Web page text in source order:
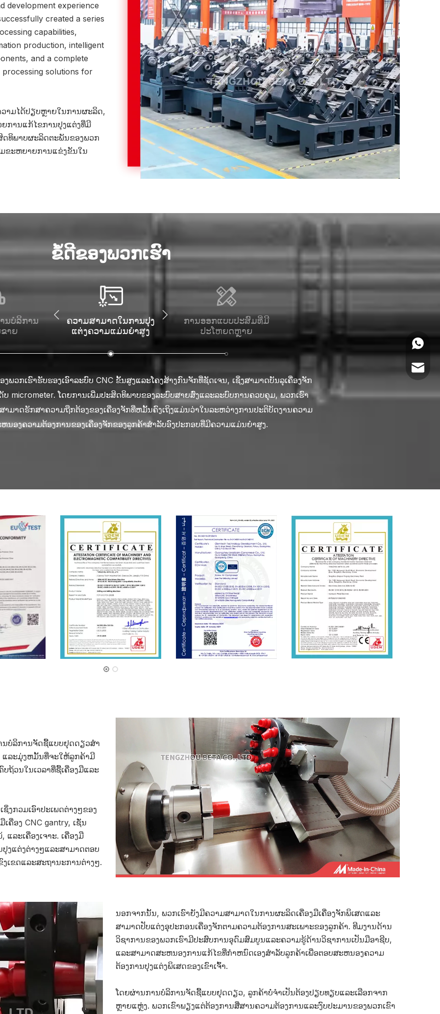
development experience
created a series
capabilities,
production, intelligent
and a complete
processing solutions for
າມໄດ້ປຽບຫຼາຍໃນການຜະລິດ,
ການແກ້ໄຂການປຸງແຕ່ງທີ່ມີ
ດທິພາບຜະລິດຕະພັນຂອງພວກ
ມຂະຫຍາຍການແຂ່ງຂັນໃນ
ຂໍ້ດີຂອງພວກເຮົາ
ນບໍລິການ
າຍ
ຄວາມສາມາດໃນການປຸງ
ແຕ່ງຄວາມແມ່ນຍໍາສູງ
ການອອກແບບປະສົມທີ່ມີ
ປະໂຫຍດຫຼາຍ
ມີປະສິດທິພາບ
ງພວກເຮົາຮັບຮອງເອົາລະບົບ CNC ຂັ້ນສູງແລະໂຄງສ້າງກົນຈັກທີ່ຊັດເຈນ, ເຊິ່ງສາມາດບັນລຸເຄື່ອງຈັກ
micrometer. ໂດຍການເພີ່ມປະສິດທິພາບຂອງລະບົບສາຍສົ່ງແລະລະບົບການຄວບຄຸມ, ພວກເຮົາ
າມາດຮັກສາຄວາມຖືກຕ້ອງຂອງເຄື່ອງຈັກທີ່ຫມັ້ນຄົງເຖິງແມ່ນວ່າໃນລະຫວ່າງການປະຕິບັດງານຄວາມ
ນອງຄວາມຕ້ອງການຂອງເຄື່ອງຈັກຂອງລູກຄ້າສໍາລັບອົງປະກອບທີ່ມີຄວາມແມ່ນຍໍາສູງ.
ກຂອງພວກເຮົາມີການອອກແບບປະສົມປະສານຫຼາຍຫນ້າທີ່, ປະສົມປະສານຫຼາຍຂະບວນການເຊັ່ນ:
ການປາດຢາງ, ເຮັດໃຫ້ພວກເຂົາມີຄວາມຫລາກຫລາຍແລະປະຫຍັດລູກຄ້າຢ່າງຫຼວງຫຼາຍຄ່າໃຊ້ຈ່າຍ
ອງຈັກດຽວທີ່ມີຫນ້າທີ່ຫຼາຍ. ການອອກແບບນີ້ຍັງປັບປຸງປະສິດທິພາບການປຸງແຕ່ງແລະຫຼຸດຜ່ອນເວລາ
ການໂອນຂອງ workpieces ລະຫວ່າງເຄື່ອງມືເຄື່ອງຈັກທີ່ແຕກຕ່າງກັນ.
ງພວກເຮົາແມ່ນມີຄວາມພ້ອມດ້ວຍລະບົບອັດຕະໂນມັດທີ່ມີປະສິດທິພາບ, ເຊິ່ງສາມາດບັນລຸຫນ້າທີ່ເຊັ່ນ:
ດຕະໂນມັດ, ການປ່ຽນເຄື່ອງມືອັດຕະໂນມັດແລະການປັບຕົວກໍານົດການປຸງແຕ່ງອັດຕະໂນມັດ. ນີ້ບໍ່ພຽງ
ແຮງງານຂອງຜູ້ປະກອບການ, ແຕ່ຍັງປັບປຸງປະສິດທິພາບການຜະລິດ, ຊ່ວຍໃຫ້ລູກຄ້າສາມາດສໍາເລັດ
ຄໍາສັ່ງໄວແລະເພີ່ມຄວາມສາມາດໃນການແຂ່ງຂັນຂອງຕະຫຼາດ.
າຮັບຮອງເອົາລະບົບການຄວບຄຸມອັດສະລິຍະຂັ້ນສູງ, ເຊິ່ງມີຫນ້າທີ່ເຊັ່ນ: ການວິນິດໄສຄວາມຜິດຂອງ
ທີ່ແທ້ຈິງຂອງຂະບວນການເຄື່ອງຈັກ, ແລະການບໍາລຸງຮັກສາທາງໄກ. ອັນນີ້ໃຫ້ລູກຄ້າມີວິທີທີ່ສະດວກໃນ
ອນຂອງເຂົາເຈົ້າ, ໃຫ້ພວກເຂົາເຂົ້າໃຈສະຖານະການດໍາເນີນງານຂອງອຸປະກອນໃນເວລາຈິງ ແລະ
ແກ້ໄຂບັນຫາທີ່ອາດເກີດຂຶ້ນໄດ້ທັນທີ.
ງຈັກແມ່ນກ່ຽວຂ້ອງຢ່າງໃກ້ຊິດກັບການຄັດເລືອກວັດສະດຸແລະຄຸນນະພາບຂອງອົງປະກອບ. ເຄື່ອງມື
ເຮົາແມ່ນເຮັດດ້ວຍຕຽງທາດເຫຼັກສຽງໂຫວດທັງຫມົດທີ່ມີຄຸນນະພາບສູງແລະມ້ວນຄູ່ມືທີ່ຊັດເຈນ, ຮັບ
ມທົນທານຂອງເຄື່ອງມືເຄື່ອງຈັກ. ໃນເວລາດຽວກັນ, ພວກເຮົາໄດ້ຄັດເລືອກເອົາອົງປະກອບທີ່ສໍາຄັນ
bearings ຈາກຍີ່ຫໍ້ທີ່ມີຊື່ສຽງລະດັບສາກົນ, ເພີ່ມຄວາມຫນ້າເຊື່ອຖືແລະປະສິດທິພາບຂອງເຄື່ອງມື
ເຄື່ອງຈັກ.
ລັກສະນະທີ່ສໍາຄັນຂອງເຄື່ອງມືເຄື່ອງຈັກຂອງບໍລິສັດຂອງພວກເຮົາ. ໂດຍຜ່ານການອອກແບບແບບໂມ
ຫນອງຄວາມຕ້ອງການການປັບແຕ່ງຂອງລູກຄ້າຢ່າງໄວວາແລະສະຫນອງການຕັ້ງຄ່າເຄື່ອງຈັກທີ່ຕອບ
ຂະບວນການສະເພາະຂອງພວກເຂົາ. ນອກຈາກນັ້ນ, ໂຄງສ້າງ modular ອໍານວຍຄວາມສະດວກໃນ
ດັບອຸປະກອນ, ການຫຼຸດຜ່ອນຄ່າໃຊ້ຈ່າຍໃນການບໍາລຸງຮັກສາລູກຄ້າແລະຄ່າໃຊ້ຈ່າຍທີ່ໃຊ້ເວລາ.
ວງຕໍ່ຄຸນນະພາບຂອງການບໍລິການຫລັງການຂາຍແລະຄວາມພໍໃຈຂອງລູກຄ້າ, ແລະໄດ້ສ້າງຕັ້ງລະບົບ
ສົມບູນແບບສໍາລັບຈຸດປະສົງນີ້. ລູກຄ້າສາມາດປຶກສາ ແລະ ລາຍງານບັນຫາຕ່າງໆທີ່ເຂົາເຈົ້າພົບໃນ
ດ່ວນບໍລິການຫຼັງການຂາຍຂອງພວກເຮົາ ຫຼື ການບໍລິການລູກຄ້າທາງອອນລາຍ. ທີມງານບໍລິການຫລັງ
ກເຮົາຈະຕອບສະຫນອງທັນທີແລະສະຫນອງການແກ້ໄຂທີ່ມີປະສິດທິພາບໃຫ້ແກ່ລູກຄ້າ, ຮັບປະກັນວ່າ
ບໍລິການຈັດຊື້ແບບຢຸດດຽວສໍາ
ແລະມຸ່ງຫມັ້ນທີ່ຈະໃຫ້ລູກຄ້າມີ
ຖ້ວນໃນເວລາທີ່ຊື້ເຄື່ອງມືແລະ
ກວມເອົາປະເພດຕ່າງໆຂອງ
ຄື່ອງ CNC gantry, ເຊັ່ນ
ແລະເຄື່ອງເຈາະ. ເຄື່ອງມື
ງແຕ່ງຕ່າງໆແລະສາມາດຕອບ
ເຂດແລະສະຖານະການຕ່າງໆ.
ນອກຈາກນັ້ນ, ພວກເຮົາຍັງມີຄວາມສາມາດໃນການຜະລິດເຄື່ອງມືເຄື່ອງຈັກພິເສດແລະ
ສາມາດປັບແຕ່ງອຸປະກອນເຄື່ອງຈັກຕາມຄວາມຕ້ອງການສະເພາະຂອງລູກຄ້າ. ທີມງານດ້ານ
ວິຊາການຂອງພວກເຮົາມີປະສົບການອຸດົມສົມບູນແລະຄວາມຮູ້ດ້ານວິຊາການເປັນມືອາຊີບ,
ແລະສາມາດສະຫນອງການແກ້ໄຂທີ່ກໍາຫນົດເອງສໍາລັບລູກຄ້າເພື່ອຕອບສະຫນອງຄວາມ
ຕ້ອງການປຸງແຕ່ງພິເສດຂອງເຂົາເຈົ້າ.
ໂດຍຜ່ານການບໍລິການຈັດຊື້ແບບຢຸດດຽວ, ລູກຄ້າບໍ່ຈໍາເປັນຕ້ອງປຽບທຽບແລະເລືອກຈາກ
ຫຼາຍແຫຼ່ງ. ພວກເຂົາພຽງແຕ່ຕ້ອງການສື່ສານຄວາມຕ້ອງການແລະງົບປະມານຂອງພວກເຂົາ
+86